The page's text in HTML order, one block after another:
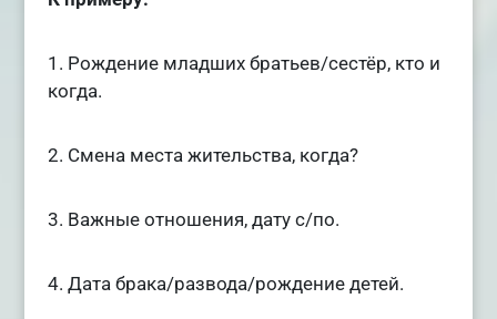
1. Рождение младших братьев/сестёр, кто и
когда.
2. Смена места жительства, когда?
3. Важные отношения, дату с/по.
4. Дата брака/развода/рождение детей.